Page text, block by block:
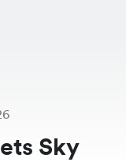
Sky